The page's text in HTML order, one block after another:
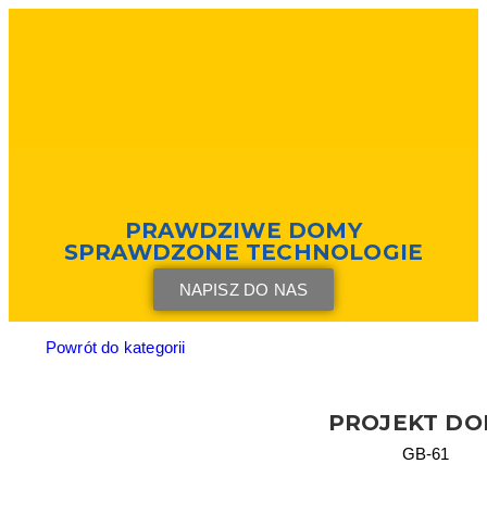
PRAWDZIWE DOMY
SPRAWDZONE TECHNOLOGIE
NAPISZ DO NAS
Powrót do kategorii
PROJEKT
GB-61